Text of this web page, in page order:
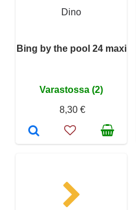
Dino
Bing by the pool 24 maxi
Varastossa (2)
8,30 €